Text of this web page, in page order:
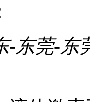
-东莞-东